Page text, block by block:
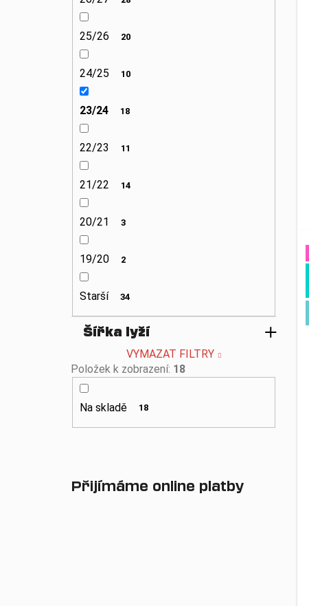
Na skladě 18
25/26 20
24/25 10
23/24 18
22/23 11
21/22 14
20/21 3
19/20 2
Starší 34
Šířka lyží
VYMAZAT FILTRY
Položek k zobrazení: 18
Přijímáme online platby